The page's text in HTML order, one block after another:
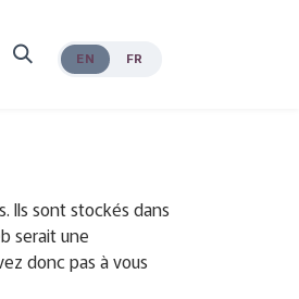
EN FR
Ils sont stockés dans
serait une
donc pas à vous